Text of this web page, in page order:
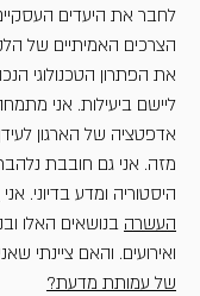
לחבר את היעדים
הצרכים האמיתיים של
את הפתרון הטכנולוגי
ליישם ביעילות. אני
אדפטציה של הארגון
מזה. אני גם חובבת
היסטוריה ומדע בדיוני. אני
העשרה בנושאים האלו
ואירועים. והאם ציינתי שאני
של עמותת מדעת?